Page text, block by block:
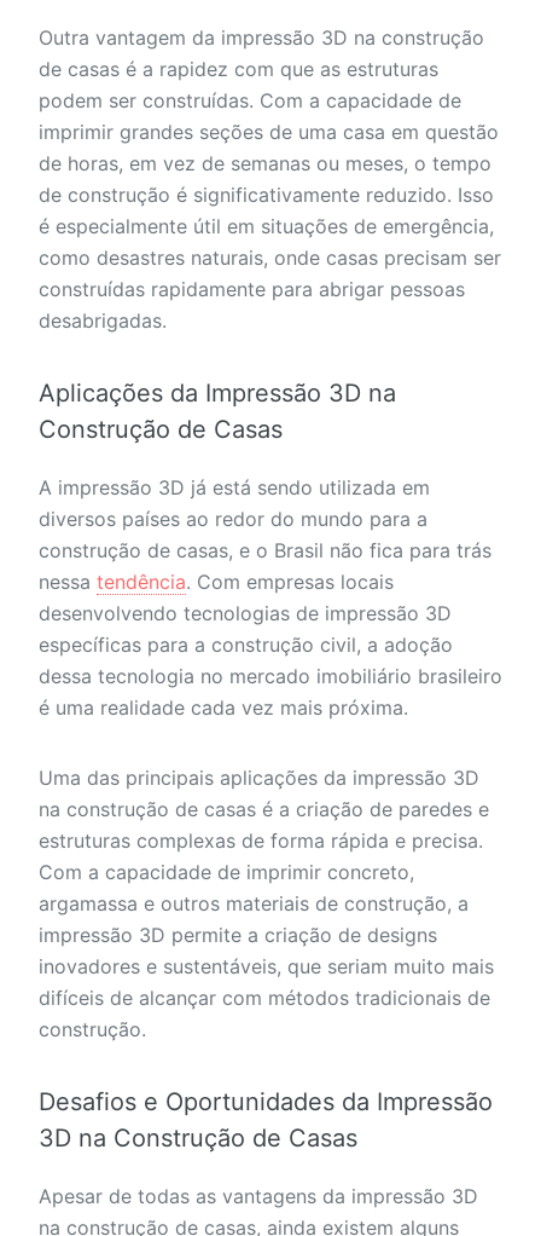
Outra vantagem da impressão 3D na construção
de casas é a rapidez com que as estruturas
podem ser construídas. Com a capacidade de
imprimir grandes seções de uma casa em questão
de horas, em vez de semanas ou meses, o tempo
de construção é significativamente reduzido. Isso
é especialmente útil em situações de emergência,
como desastres naturais, onde casas precisam ser
construídas rapidamente para abrigar pessoas
desabrigadas.
Aplicações da Impressão 3D na
Construção de Casas
A impressão 3D já está sendo utilizada em
diversos países ao redor do mundo para a
construção de casas, e o Brasil não fica para trás
nessa tendência. Com empresas locais
desenvolvendo tecnologias de impressão 3D
específicas para a construção civil, a adoção
dessa tecnologia no mercado imobiliário brasileiro
é uma realidade cada vez mais próxima.
Uma das principais aplicações da impressão 3D
na construção de casas é a criação de paredes e
estruturas complexas de forma rápida e precisa.
Com a capacidade de imprimir concreto,
argamassa e outros materiais de construção, a
impressão 3D permite a criação de designs
inovadores e sustentáveis, que seriam muito mais
difíceis de alcançar com métodos tradicionais de
construção.
Desafios e Oportunidades da Impressão
3D na Construção de Casas
Apesar de todas as vantagens da impressão 3D
na construção de casas, ainda existem alguns